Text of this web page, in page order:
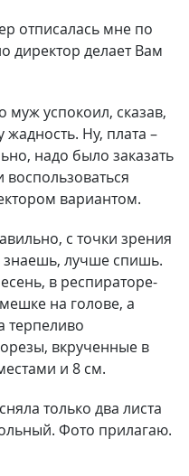
отписалась мне по
директор делает Вам
муж успокоил, сказав,
жадность. Ну, плата –
надо было заказать
вариантом.
с точки зрения
знаешь, лучше спишь.
в респираторе-
на голове, а
терпеливо
вкрученные в
и 8 см.
только два листа
Фото прилагаю.